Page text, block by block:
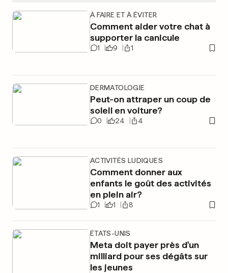
À FAIRE ET À ÉVITER
Comment aider votre chat à
supporter la canicule
1 9 1
DERMATOLOGIE
Peut-on attraper un coup de
soleil en voiture?
0 24 4
ACTIVITÉS LUDIQUES
Comment donner aux
enfants le goût des activités
en plein air?
1 1 8
ÉTATS-UNIS
Meta doit payer près d'un
milliard pour ses dégâts sur
les jeunes